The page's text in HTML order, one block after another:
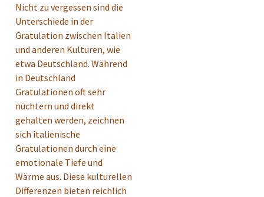
Nicht zu vergessen sind die
Unterschiede in der
Gratulation zwischen Italien
und anderen Kulturen, wie
etwa Deutschland. Während
in Deutschland
Gratulationen oft sehr
nüchtern und direkt
gehalten werden, zeichnen
sich italienische
Gratulationen durch eine
emotionale Tiefe und
Wärme aus. Diese kulturellen
Differenzen bieten reichlich